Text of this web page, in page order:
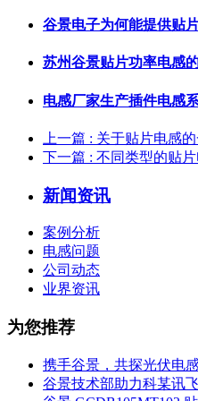
谷景电子为何能提供贴
苏州谷景贴片功率电感
电感厂家生产插件电感
上一篇 : 关于贴片电感
下一篇 : 不同类型的贴
新闻资讯
案例分析
电感问题
公司动态
业界资讯
为您推荐
携手谷景，共探光伏电
谷景技术部助力科某讯